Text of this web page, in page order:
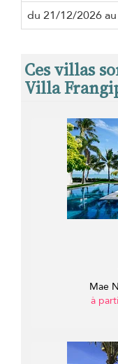
du 21/12/2026
Ces villas
Villa
Mae
à